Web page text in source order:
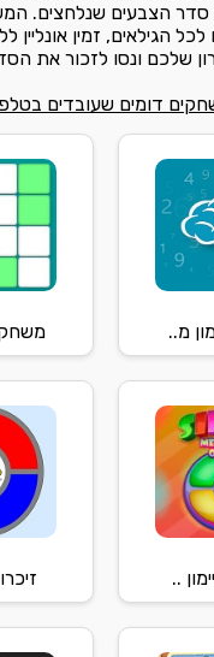
סדר הצבעים שנלחצים.
הגילאים, זמין אונליין
שלכם ונסו לזכור את
דומים שעובדים
מ.. משחק
..